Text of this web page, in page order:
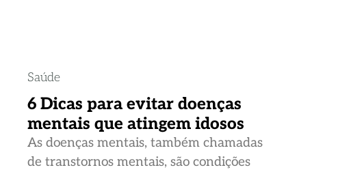
Saúde
6 Dicas para evitar doenças
mentais que atingem idosos
As doenças mentais, também chamadas
de transtornos mentais, são condições